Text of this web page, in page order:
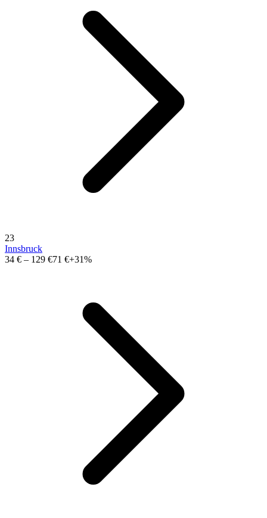
23
Innsbruck
34 € – 129 €71 €+31%